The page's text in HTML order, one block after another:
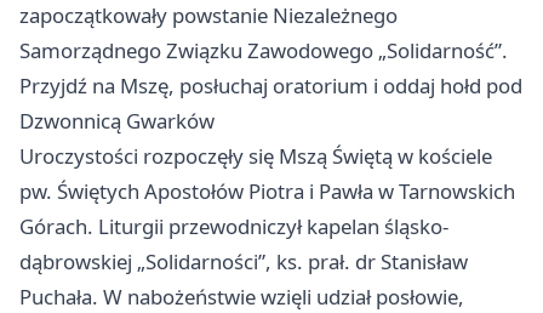
zapoczątkowały powstanie Niezależnego
Samorządnego Związku Zawodowego „Solidarność”.
Przyjdź na Mszę, posłuchaj oratorium i oddaj hołd pod
Dzwonnicą Gwarków
Uroczystości rozpoczęły się Mszą Świętą w kościele
pw. Świętych Apostołów Piotra i Pawła w Tarnowskich
Górach. Liturgii przewodniczył kapelan śląsko-
dąbrowskiej „Solidarności”, ks. prał. dr Stanisław
Puchała. W nabożeństwie wzięli udział posłowie,